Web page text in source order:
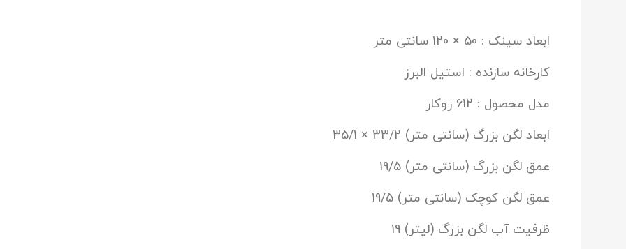
ابعاد سینک : 50 × 120 سانتی متر
کارخانه سازنده : استیل البرز
مدل محصول : 612 روکار
ابعاد لگن بزرگ (سانتی متر) 33/2 × 35/1
عمق لگن بزرگ (سانتی متر) 19/5
عمق لگن کوچک (سانتی متر) 19/5
ظرفیت آب لگن بزرگ (لیتر) 19